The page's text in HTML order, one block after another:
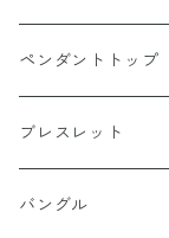
15号以上
13号以下
platinum
15号以上
13号以下
silver925
15号以上
Gold Plating
k18
60cm
55cm
platinum
60cm
silver925
ペンダントトップ
k18
k24
ブレスレット
k18
バングル